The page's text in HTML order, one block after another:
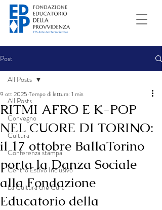
Post
All Posts
Convegno
Cultura
Conferenza stampa
Centro Estivo Inclusivo
La Cultura che Cura
All Posts
RITMI AFRO E K-POP
NEL CUORE DI TORINO:
il 17 ottobre BallaTorino
porta la Danza Sociale
alla Fondazione
Educatorio della
9 ott 2025 Tempo di lettura: 1 min